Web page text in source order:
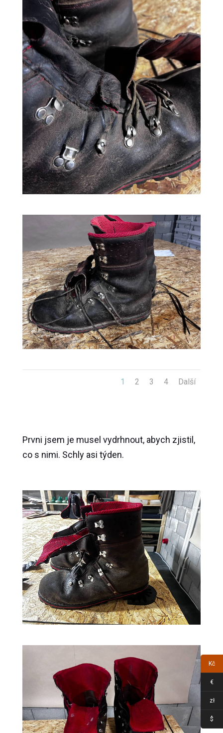
1 2 3 4 Další
Prvni jsem je musel vydrhnout, abych zjistil,
co s nimi. Schly asi týden.
Kč
€
zł
$